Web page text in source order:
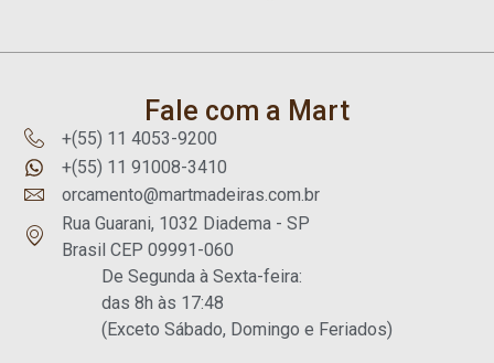
Fale com a Mart
+(55) 11 4053-9200
+(55) 11 91008-3410
orcamento@martmadeiras.com.br
Rua Guarani, 1032 Diadema - SP
Brasil CEP 09991-060
De Segunda à Sexta-feira:
das 8h às 17:48
(Exceto Sábado, Domingo e Feriados)